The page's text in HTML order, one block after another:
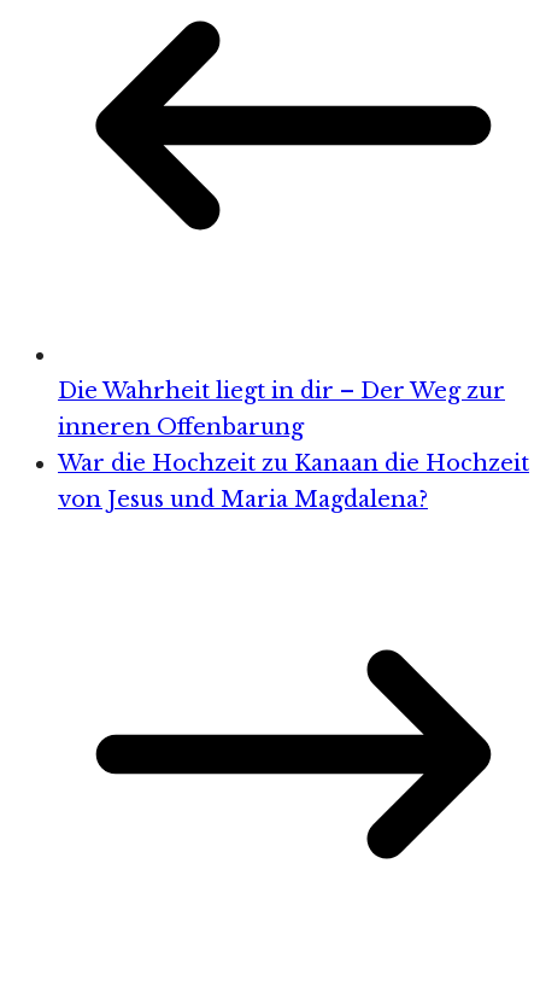
Die Wahrheit liegt in dir – Der Weg zur
inneren Offenbarung
War die Hochzeit zu Kanaan die Hochzeit
von Jesus und Maria Magdalena?